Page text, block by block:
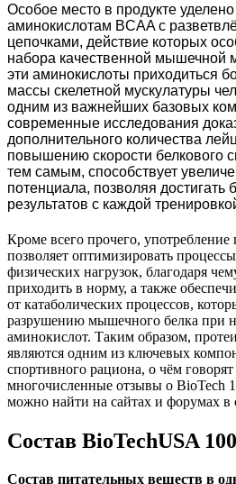
Особое место в продукте
аминокислотам BCAA с
цепочками, действие которых
набора качественной мышечной
эти аминокислоты приходиться
массы скелетной мускулатуры
одним из важнейших базовых
современные исследования
дополнительного количества
повышению скорости белкового
тем самым, способствует
потенциала, позволяя достигать
результатов с каждой
Кроме всего прочего,
позволяет оптимизировать
физических нагрузок, благодаря
приходить в норму, а также
от катаболических процессов,
разрушению мышечного белка при
аминокислот. Таким образом,
являются одним из ключевых
спортивного рациона, о чём говорят
многочисленные отзывы о BioTech
можно найти на сайтах и форумах в
Состав BioTechUSA
Состав питательных веществ в